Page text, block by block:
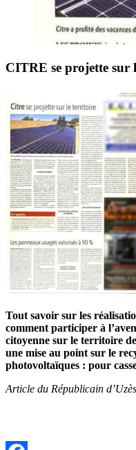
CITRE se projette sur
Tout savoir sur les
comment participer à
citoyenne sur le territoire
une mise au point sur le
photovoltaïques : pour
Article du Républicain